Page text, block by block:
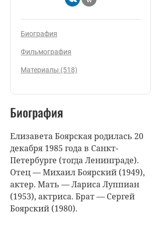
Биография
Фильмография
Материалы (518)
Биография
Елизавета Боярская родилась 20
декабря 1985 года в Санкт-
Петербурге (тогда Ленинграде).
Отец — Михаил Боярский (1949),
актер. Мать — Лариса Луппиан
(1953), актриса. Брат — Сергей
Боярский (1980).